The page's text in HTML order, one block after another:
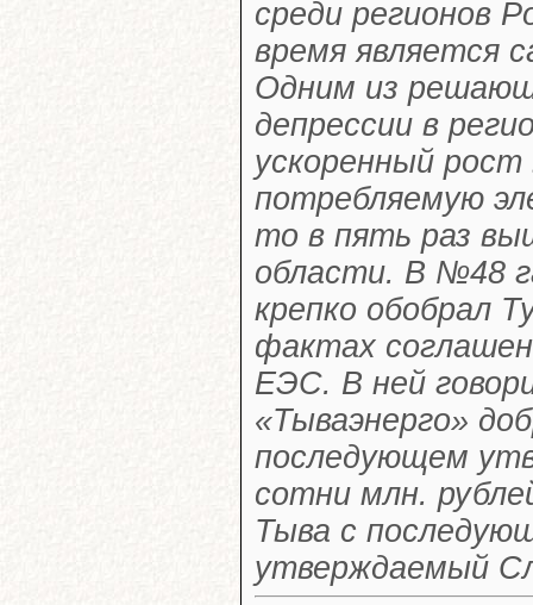
среди регионов
время является
Одним из
депрессии в
ускоренный
потребляемую
то в пять раз
области. В №48
крепко обобрал
фактах
ЕЭС. В ней
«Тываэнерго»
последующем
сотни млн.
Тыва с
утверждаемый